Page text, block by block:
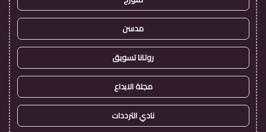
مدسن
روتانا تسويق
مجلة الابداع
نادي الترددات